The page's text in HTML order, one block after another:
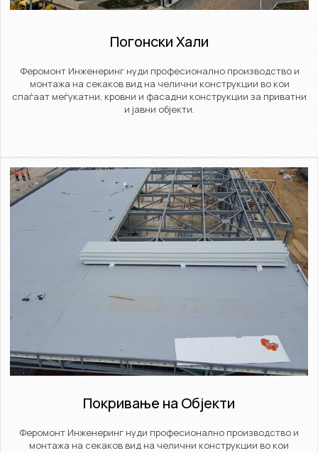
Погонски Хали​
Феромонт Инженеринг нуди професионално производство и
монтажа на секаков вид на челични конструкции во кои
спаѓаат меѓукатни, кровни и фасадни конструкции за приватни
и јавни објекти.
Покривање на Објекти​
Феромонт Инженеринг нуди професионално производство и
монтажа на секаков вид на челични конструкции во кои